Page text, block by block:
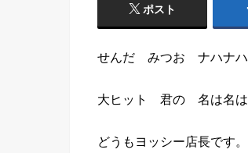
ポスト
せんだ みつお ナハナハ
大ヒット 君の 名は名は
どうもヨッシー店長です。